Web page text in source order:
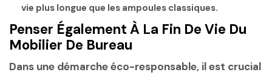
vie plus longue que les ampoules classiques.
Penser Également À La Fin De Vie Du
Mobilier De Bureau
Dans une démarche éco-responsable, il est crucial